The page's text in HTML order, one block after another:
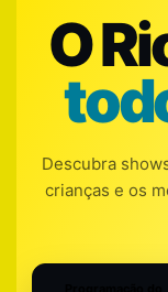
O
Descubra
crianças e os